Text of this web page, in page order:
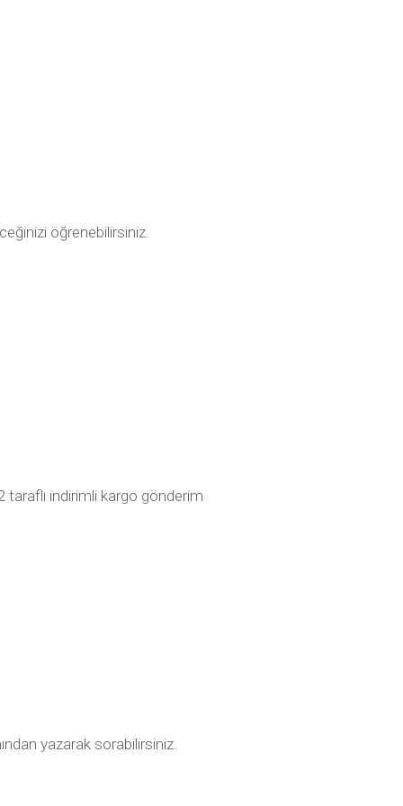
öğrenebilirsiniz.
indirimli kargo gönderim
yazarak sorabilirsiniz.